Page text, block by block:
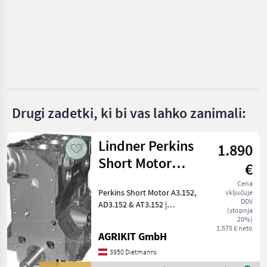
Same
Lindner
Prikaži
(21)
MARKETPLACE
Marketplace
Ponudbe
trgovcev oglasi
Drugi zadetki, ki bi vas lahko zanimali:
Lindner Perkins
Short Motor
& AT3.152
1.890
€
Cena
vključuje
DDV
(stopnja
20%)
1.575 € neto
Perkins Short Motor A3.152,
AD3.152 & AT3.152 |
weitere Modelle
Hochwertiger Perkins Short
Motor – Fachgerecht
AGRIKIT GmbH
3950 Dietmanns